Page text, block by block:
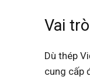
Vai
Dù thép
cung cấp